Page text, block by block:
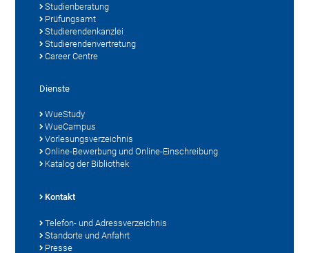
Studienberatung
Prüfungsamt
Studierendenkanzlei
Studierendenvertretung
Career Centre
Dienste
WueStudy
WueCampus
Vorlesungsverzeichnis
Online-Bewerbung und Online-Einschreibung
Katalog der Bibliothek
Kontakt
Telefon- und Adressverzeichnis
Standorte und Anfahrt
Presse